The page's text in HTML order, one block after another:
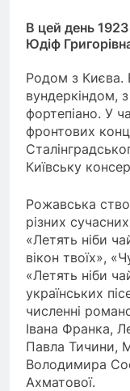
В цей день
Юдіф
Родом з Києва.
вундеркіндом,
фортепіано. У
фронтових
Київську
Рожавська
різних
«Летять ніби
вікон твоїх»,
«Летять ніби
українських
численні
Івана Франка,
Павла Тичини,
Володимира
Ахматової.